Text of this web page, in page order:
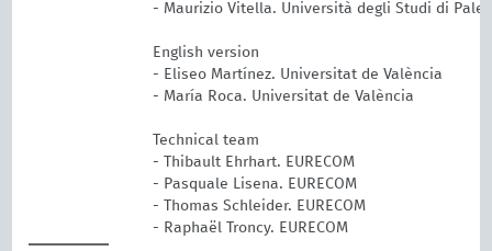
- Maurizio Vitella. Università degli Studi di
English version
- Eliseo Martínez. Universitat de València
- María Roca. Universitat de València
Technical team
- Thibault Ehrhart. EURECOM
- Pasquale Lisena. EURECOM
- Thomas Schleider. EURECOM
- Raphaël Troncy. EURECOM